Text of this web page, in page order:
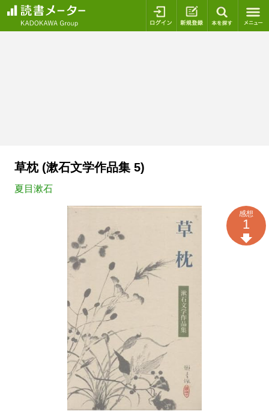
ログイン 新規登録
草枕 (漱石文学作品集 5)
夏目漱石
感想
1